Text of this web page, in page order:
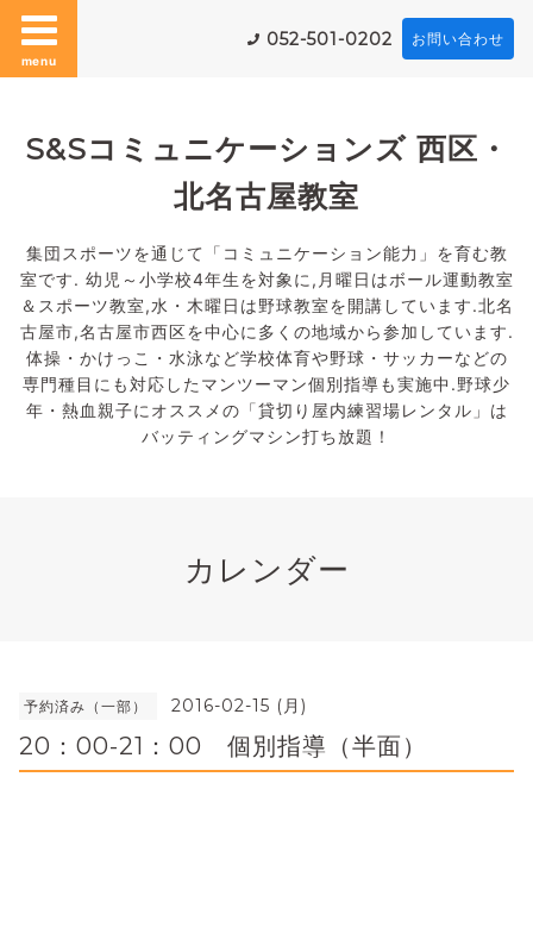
menu
052-501-0202 お問い合わせ
S&Sコミュニケーションズ 西区・
北名古屋教室
集団スポーツを通じて「コミュニケーション能力」を育む教
室です. 幼児～小学校4年生を対象に,月曜日はボール運動教室
＆スポーツ教室,水・木曜日は野球教室を開講しています.北名
古屋市,名古屋市西区を中心に多くの地域から参加しています.
体操・かけっこ・水泳など学校体育や野球・サッカーなどの
専門種目にも対応したマンツーマン個別指導も実施中.野球少
年・熱血親子にオススメの「貸切り屋内練習場レンタル」は
バッティングマシン打ち放題！
カレンダー
予約済み（一部） 2016-02-15 (月)
20：00-21：00 個別指導（半面）